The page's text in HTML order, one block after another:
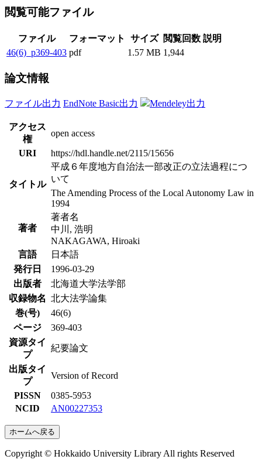
閲覧可能ファイル
ファイル フォーマット サイズ 閲覧回数 説明
46(6)_p369-403 pdf 1.57 MB 1,944
論文情報
ファイル出力 EndNote Basic出力 Mendeley出力
アクセス
権
open access
URI
https://hdl.handle.net/2115/15656
タイトル
平成６年度地方自治法一部改正の立法過程につ
いて
The Amending Process of the Local Autonomy Law in
1994
著者
著者名
中川, 浩明
NAKAGAWA, Hiroaki
言語
日本語
発行日
1996-03-29
出版者
北海道大学法学部
収録物名 北大法学論集
巻(号)
46(6)
ページ
369-403
資源タイ
プ
紀要論文
出版タイ
プ
Version of Record
PISSN
0385-5953
NCID
AN00227353
ホームへ戻る
Copyright © Hokkaido University Library All rights Reserved